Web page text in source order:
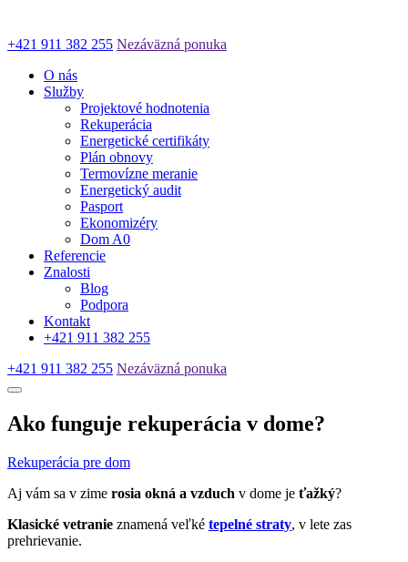
+421 911 382 255 Nezáväzná ponuka
O nás
Služby
Projektové hodnotenia
Rekuperácia
Energetické certifikáty
Plán obnovy
Termovízne meranie
Energetický audit
Pasport
Ekonomizéry
Dom A0
Referencie
Znalosti
Blog
Podpora
Kontakt
+421 911 382 255
+421 911 382 255 Nezáväzná ponuka
Ako funguje rekuperácia v dome?
Rekuperácia pre dom
Aj vám sa v zime rosia okná a vzduch v dome je ťažký?
Klasické vetranie znamená veľké tepelné straty, v lete zas
prehrievanie.